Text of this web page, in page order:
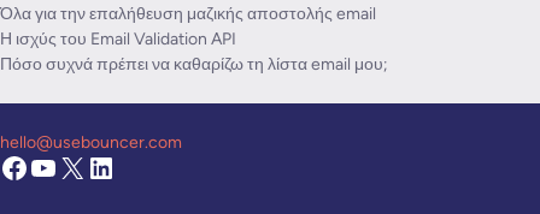
Όλα για την επαλήθευση μαζικής αποστολής email
Η ισχύς του Email Validation API
Πόσο συχνά πρέπει να καθαρίζω τη λίστα email μου;
hello@usebouncer.com